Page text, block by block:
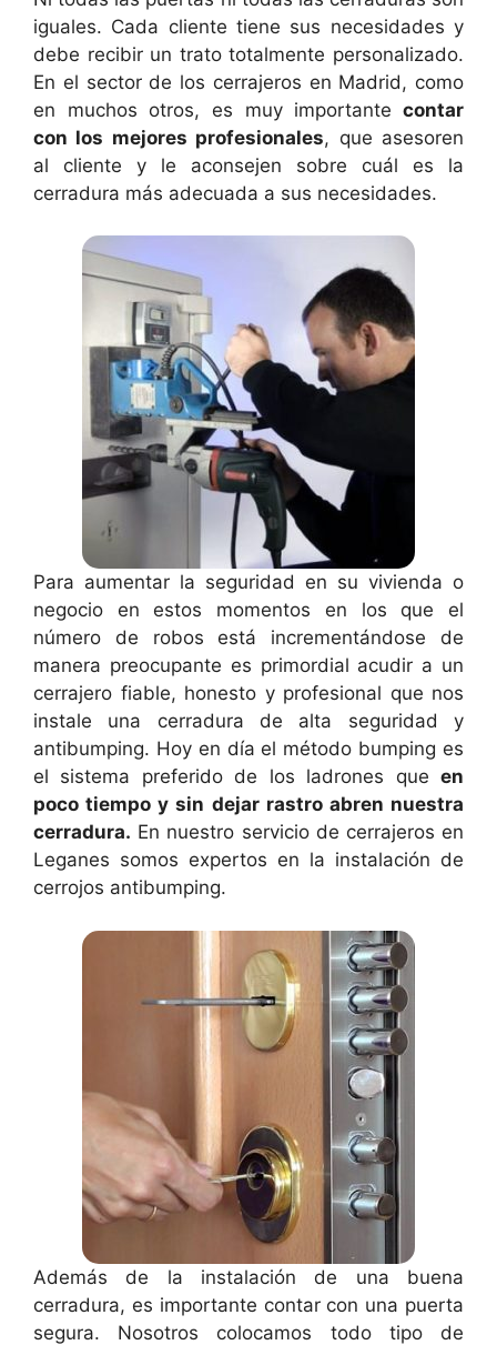
iguales. Cada cliente tiene sus necesidades y
debe recibir un trato totalmente personalizado.
En el sector de los cerrajeros en Madrid, como
en muchos otros, es muy importante contar
con los mejores profesionales, que asesoren
al cliente y le aconsejen sobre cuál es la
cerradura más adecuada a sus necesidades.
Para aumentar la seguridad en su vivienda o
negocio en estos momentos en los que el
número de robos está incrementándose de
manera preocupante es primordial acudir a un
cerrajero fiable, honesto y profesional que nos
instale una cerradura de alta seguridad y
antibumping. Hoy en día el método bumping es
el sistema preferido de los ladrones que en
poco tiempo y sin dejar rastro abren nuestra
cerradura. En nuestro servicio de cerrajeros en
Leganes somos expertos en la instalación de
cerrojos antibumping.
Además de la instalación de una buena
cerradura, es importante contar con una puerta
segura. Nosotros colocamos todo tipo de